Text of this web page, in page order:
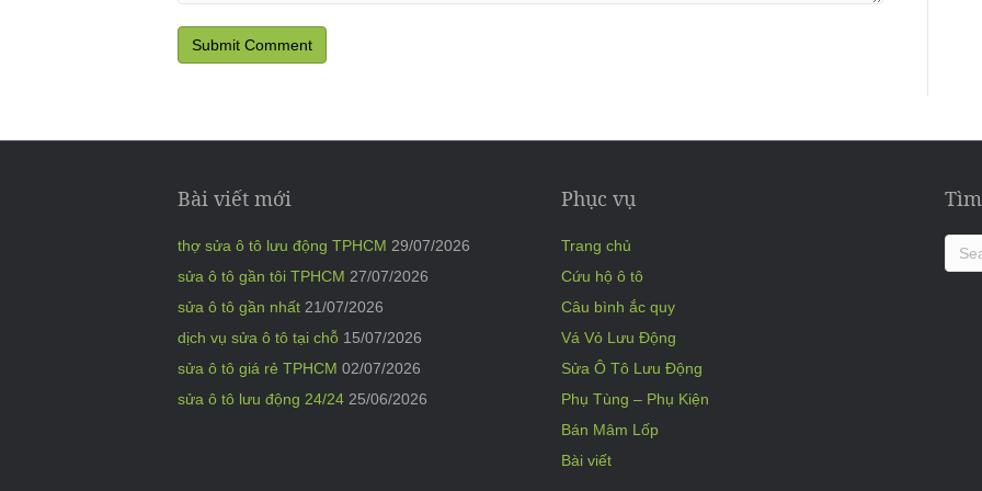
Bài viết mới
thợ sửa ô tô lưu động TPHCM 29/07/2026
sửa ô tô gần tôi TPHCM 27/07/2026
sửa ô tô gần nhất 21/07/2026
dịch vụ sửa ô tô tại chỗ 15/07/2026
sửa ô tô giá rẻ TPHCM 02/07/2026
sửa ô tô lưu động 24/24 25/06/2026
Phục vụ
Trang chủ
Cứu hộ ô tô
Câu bình ắc quy
Vá Vỏ Lưu Động
Sửa Ô Tô Lưu Động
Phụ Tùng – Phụ Kiện
Bán Mâm Lốp
Bài viết